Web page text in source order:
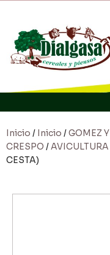
Inicio / Inicio /GOMEZ Y
CRESPO /AVICULTURA
CESTA)